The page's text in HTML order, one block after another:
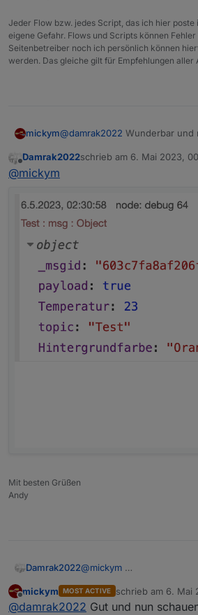
Jeder Flow bzw. jedes Script, das ich hier
eigene Gefahr. Flows und Scripts können
Seitenbetreiber noch ich persönlich können
werden. Das gleiche gilt für Empfehlungen aller
mickym@damrak2022 Wunderbar und
"Hintergrundfarbe" mit dem
Offline
Damrak2022schrieb am 6. Mai 2023,
zuletzt editiert von
@mickym
Mit besten Grüßen
Andy
Damrak2022@mickym
Offline
mickym MOST ACTIVE schrieb am 6. Mai
zuletzt editiert von
@damrak2022 Gut und nun